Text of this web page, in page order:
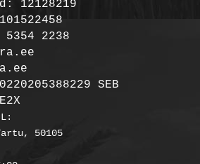
12128219
2238
SEB
50105